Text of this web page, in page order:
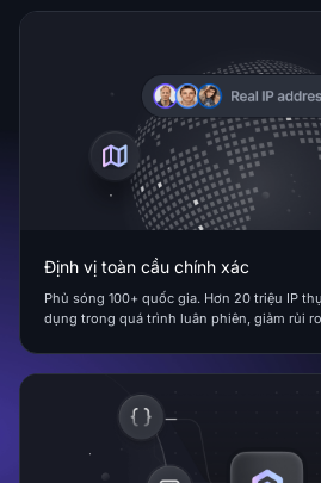
Định vị toàn cầu chính xác
Phủ sóng 100+ quốc gia. Hơn 20 triệu IP
dụng trong quá trình luân phiên, giảm rủi